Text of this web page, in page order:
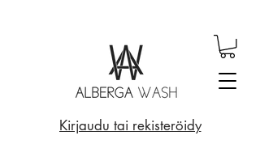
Kirjaudu tai rekisteröidy